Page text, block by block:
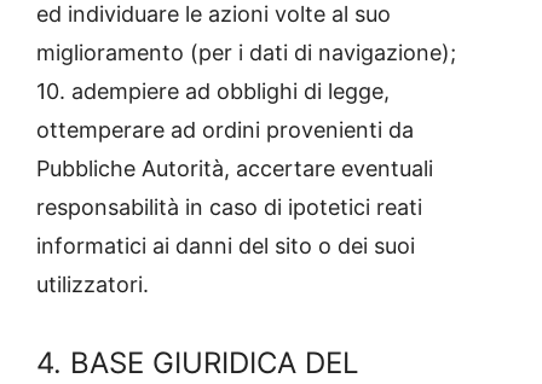
ed individuare le azioni volte al suo
miglioramento (per i dati di navigazione);
10. adempiere ad obblighi di legge,
ottemperare ad ordini provenienti da
Pubbliche Autorità, accertare eventuali
responsabilità in caso di ipotetici reati
informatici ai danni del sito o dei suoi
utilizzatori.
4. BASE GIURIDICA DEL